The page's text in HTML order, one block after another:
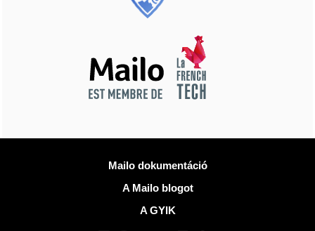
Mailo dokumentáció
A Mailo blogot
A GYIK